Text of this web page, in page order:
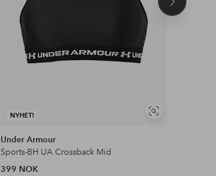
NYHET!
Vis
Under Armour
Sports-BH UA Crossback Mid
399 NOK
Neste